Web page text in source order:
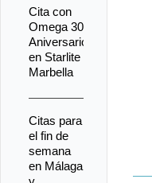
Cita con
Omega 30
Aniversario
en Starlite
Marbella
Citas para
el fin de
semana
en Málaga